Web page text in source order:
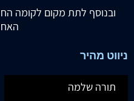
ובנוסף לתת מקום לקומה
ניווט מהיר
תורה שלמה